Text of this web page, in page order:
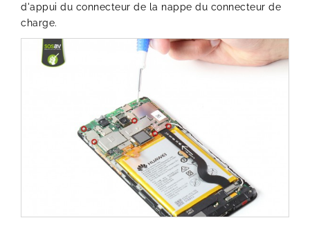
d'appui du connecteur de la nappe du connecteur de
charge.